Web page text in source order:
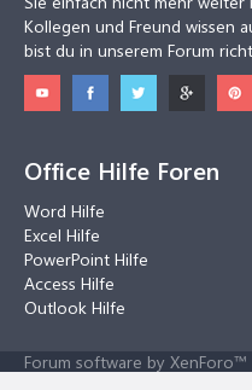
Kollegen und Freund wissen
bist du in unserem Forum
Office Hilfe Foren
Word Hilfe
Excel Hilfe
PowerPoint Hilfe
Access Hilfe
Outlook Hilfe
Forum software by XenForo™